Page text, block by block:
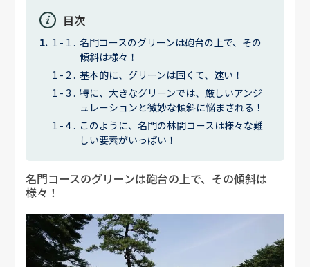
目次
名門コースのグリーンは砲台の上で、その
傾斜は様々！
基本的に、グリーンは固くて、速い！
特に、大きなグリーンでは、厳しいアンジ
ュレーションと微妙な傾斜に悩まされる！
このように、名門の林間コースは様々な難
しい要素がいっぱい！
名門コースのグリーンは砲台の上で、その傾斜は
様々！